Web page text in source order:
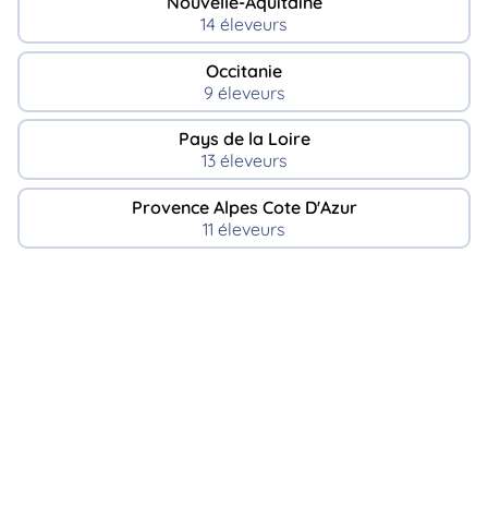
14 éleveurs
Occitanie
9 éleveurs
Pays de la Loire
13 éleveurs
Provence Alpes Cote D'Azur
11 éleveurs